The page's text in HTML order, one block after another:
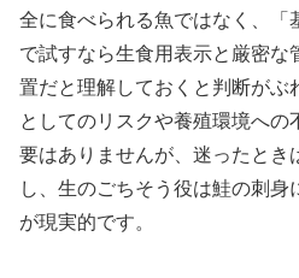
全に食べられる魚ではなく、「
で試すなら生食用表示と厳密な
置だと理解しておくと判断がぶ
としてのリスクや養殖環境へ
要はありませんが、迷ったとき
し、生のごちそう役は鮭の刺身
が現実的です。